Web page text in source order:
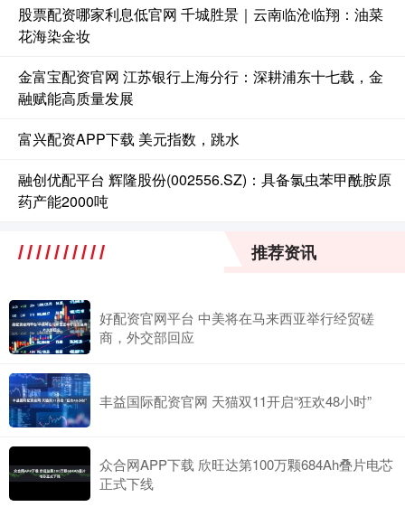
股票配资哪家利息低官网 千城胜景｜云南临沧临翔：油菜
花海染金妆
金富宝配资官网 江苏银行上海分行：深耕浦东十七载，金
融赋能高质量发展
富兴配资APP下载 美元指数，跳水
融创优配平台 辉隆股份(002556.SZ)：具备氯虫苯甲酰胺原
药产能2000吨
推荐资讯
好配资官网平台 中美将在马来西亚举行经贸磋
商，外交部回应
丰益国际配资官网 天猫双11开启“狂欢48小时”
众合网APP下载 欣旺达第100万颗684Ah叠片电芯
正式下线